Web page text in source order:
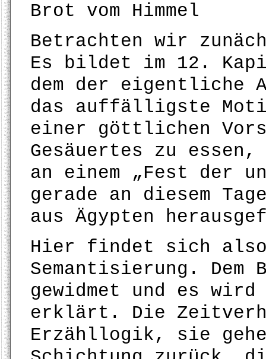
Brot vom Himmel
Betrachten wir
Es bildet im 12.
dem der eigentliche
das auffälligste
einer göttlichen
Gesäuertes zu essen,
an einem „Fest der
gerade an diesem
aus Ägypten
Hier findet sich
Semantisierung.
gewidmet und es
erklärt. Die
Erzähllogik, sie